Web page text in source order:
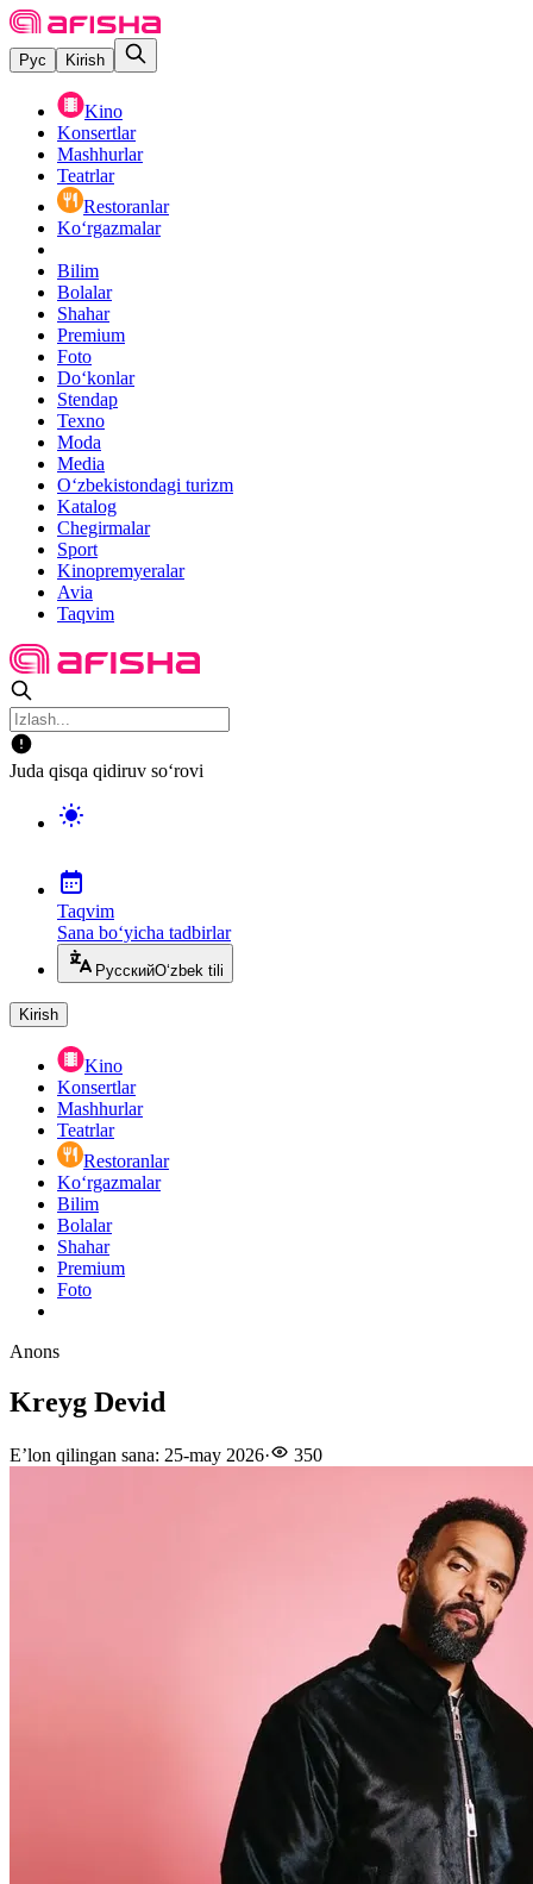
Рус Kirish
Kino
Konsertlar
Mashhurlar
Teatrlar
Restoranlar
Ko‘rgazmalar
Bilim
Bolalar
Shahar
Premium
Foto
Do‘konlar
Stendap
Texno
Moda
Media
O‘zbekistondagi turizm
Katalog
Chegirmalar
Sport
Kinopremyeralar
Avia
Taqvim
Juda qisqa qidiruv so‘rovi
Taqvim
Sana bo‘yicha tadbirlar
РусскийO‘zbek tili
Kirish
Kino
Konsertlar
Mashhurlar
Teatrlar
Restoranlar
Ko‘rgazmalar
Bilim
Bolalar
Shahar
Premium
Foto
Anons
Kreyg Devid
E’lon qilingan sana: 25-may 2026· 350